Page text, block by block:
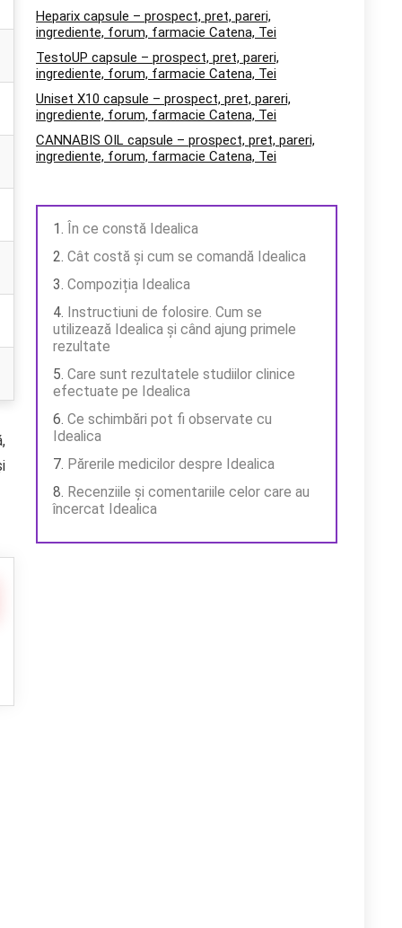
Heparix capsule – prospect, pret, pareri,
ingrediente, forum, farmacie Catena, Tei
TestoUP capsule – prospect, pret, pareri,
ingrediente, forum, farmacie Catena, Tei
Uniset X10 capsule – prospect, pret, pareri,
ingrediente, forum, farmacie Catena, Tei
CANNABIS OIL capsule – prospect, pret, pareri,
ingrediente, forum, farmacie Catena, Tei
În ce constă Idealica
Cât costă și cum se comandă Idealica
Compoziția Idealica
Instructiuni de folosire. Cum se
utilizează Idealica și când ajung primele
rezultate
Care sunt rezultatele studiilor clinice
efectuate pe Idealica
Ce schimbări pot fi observate cu
Idealica
Părerile medicilor despre Idealica
Recenziile și comentariile celor care au
încercat Idealica